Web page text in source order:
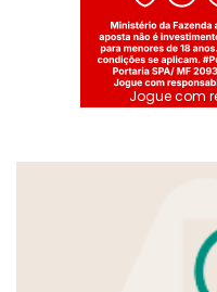
Jogue com